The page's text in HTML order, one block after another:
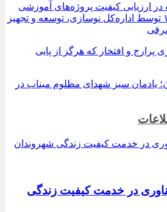
ارزیابی کیفیت پروژه‌های آموزشی
استان در سال ۱۴۰۴ توسط اداره‌کل نوسازی، توسعه و تجهیز
پرارج و افتخار که هرگز از پایی
یادمان سبز شهدای مظلوم میناب در
در خدمت کیفیت زندگی